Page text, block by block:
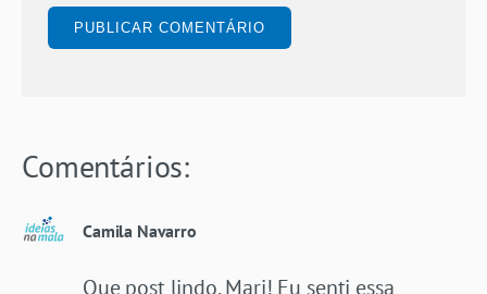
Comentários:
Camila Navarro
Que post lindo, Mari! Eu senti essa